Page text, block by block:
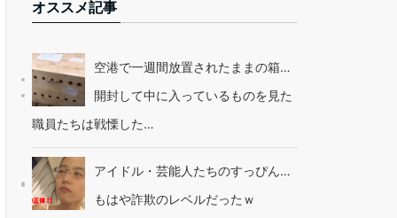
オススメ記事
空港で一週間放置されたままの箱…
開封して中に入っているものを見た
職員たちは戦慄した…
アイドル・芸能人たちのすっぴん…
もはや詐欺のレベルだったｗ